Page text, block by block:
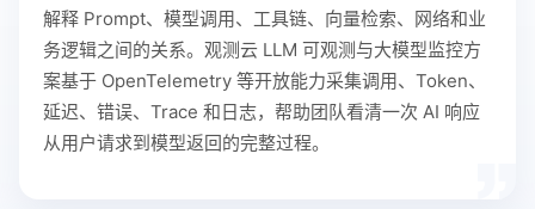
解释 Prompt、模型调用、工具链、向量检索、网络和业
务逻辑之间的关系。观测云 LLM 可观测与大模型监控方
案基于 OpenTelemetry 等开放能力采集调用、Token、
延迟、错误、Trace 和日志，帮助团队看清一次 AI 响应
从用户请求到模型返回的完整过程。